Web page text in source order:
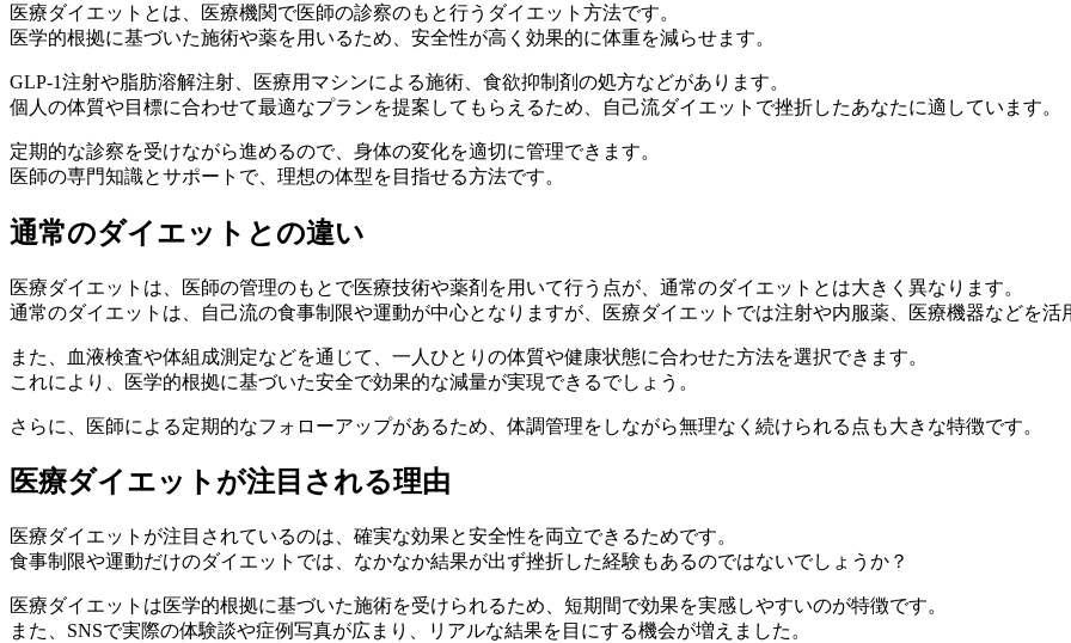
医療ダイエットとは、 医療機関で医師の診察のもと行うダイエット方法です。
医学的根拠に基づいた施術や薬を用いるため、安全性が高く効果的に体重を減らせます。
GLP-1注射や脂肪溶解注射、医療用マシンによる施術、食欲抑制剤の処方などがあります。
個人の体質や目標に合わせて最適なプランを提案してもらえるため、自己流ダイエットで挫折したあなたに適しています。
定期的な診察を受けながら進めるので、身体の変化を適切に管理できます。
医師の専門知識とサポートで、理想の体型を目指せる方法です。
通常のダイエットとの違い
医療ダイエットは、 医師の管理のもとで医療技術や薬剤を用いて行う点が、通常のダイエットとは大きく異なります。
通常のダイエットは、自己流の食事制限や運動が中心となりますが、医療ダイエットでは注射や内服薬、医療機器などを活
また、血液検査や体組成測定などを通じて、一人ひとりの体質や健康状態に合わせた方法を選択できます。
これにより、医学的根拠に基づいた安全で効果的な減量が実現できるでしょう。
さらに、医師による定期的なフォローアップがあるため、体調管理をしながら無理なく続けられる点も大きな特徴です。
医療ダイエットが注目される理由
医療ダイエットが注目されているのは、 確実な効果と安全性を両立できるためです。
食事制限や運動だけのダイエットでは、なかなか結果が出ず挫折した経験もあるのではないでしょうか？
医療ダイエットは医学的根拠に基づいた施術を受けられるため、 短期間で効果を実感しやすいのが特徴です。
また、SNSで実際の体験談や症例写真が広まり、リアルな結果を目にする機会が増えました。